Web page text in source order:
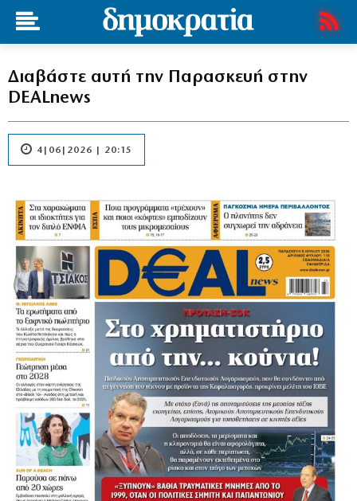
Διαβάστε αυτή την Παρασκευή στην
DEALnews
4|06|2026 | 20:15